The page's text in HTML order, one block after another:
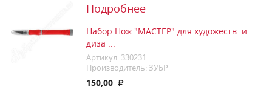
Подробнее
Набор Нож "МАСТЕР" для художеств. и
диза ...
Артикул: 330231
Производитель: ЗУБР
150,00